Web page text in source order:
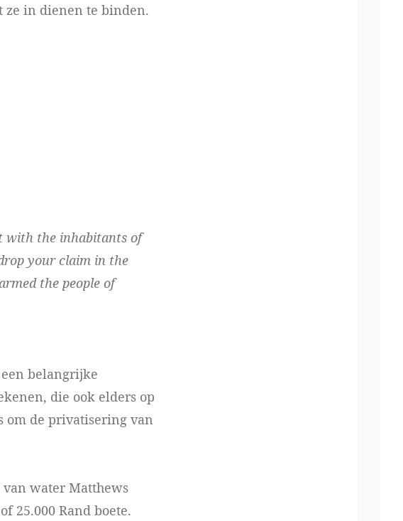
ze in dienen te binden.
with the inhabitants of
your claim in the
the people of
belangrijke
die ook elders op
om de privatisering van
water Matthews
25.000 Rand boete.